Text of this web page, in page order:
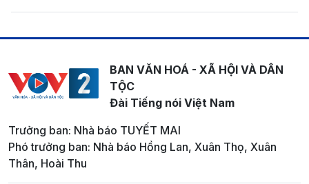
BAN VĂN HOÁ - XÃ HỘI VÀ DÂN
TỘC
Đài Tiếng nói Việt Nam
Trưởng ban: Nhà báo TUYẾT MAI
Phó trưởng ban: Nhà báo Hồng Lan, Xuân Thọ, Xuân
Thân, Hoài Thu